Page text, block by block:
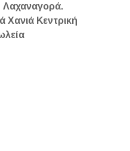
Λαχαναγορά.
Χανιά Κεντρική